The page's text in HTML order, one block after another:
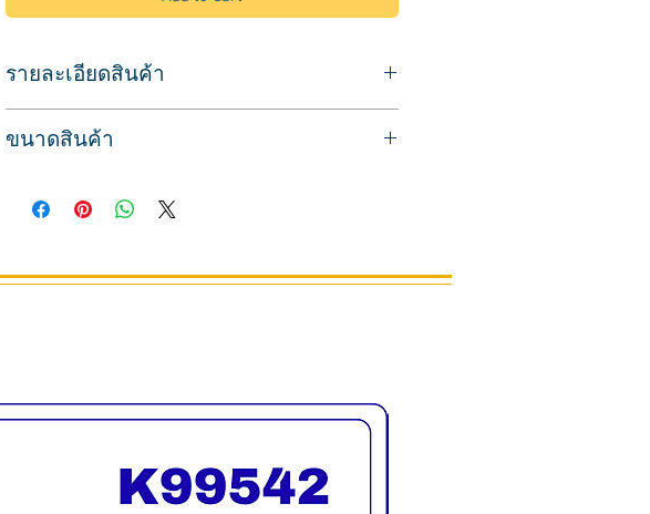
รายละเอียดสินค้า
สำหรับตักสีผม เพื่อป้ายลงบนเส้นผม
ด้ามจับทำจากวัสดุพลาสติกแข็ง จับถนัดมือ
ขนาดสินค้า
ยาว 19.5 ซม.